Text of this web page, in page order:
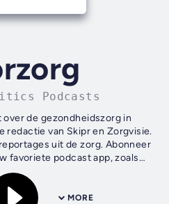
Podcasts
de gezondheidszorg in
redactie van Skipr en Zorgvisie.
uit de zorg. Abonneer
favoriete podcast app, zoals
Apple podcast.
MORE